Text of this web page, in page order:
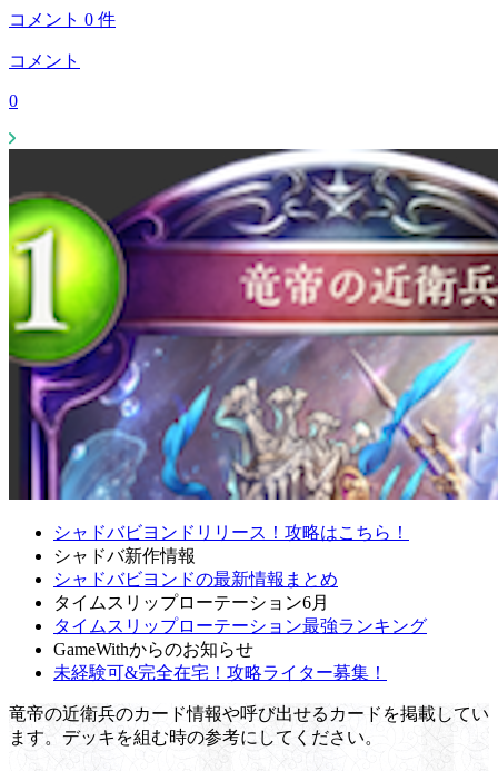
コメント 0 件
コメント
0
シャドバビヨンドリリース！攻略はこちら！
シャドバ新作情報
シャドバビヨンドの最新情報まとめ
タイムスリップローテーション6月
タイムスリップローテーション最強ランキング
GameWithからのお知らせ
未経験可&完全在宅！攻略ライター募集！
竜帝の近衛兵のカード情報や呼び出せるカードを掲載してい
ます。デッキを組む時の参考にしてください。